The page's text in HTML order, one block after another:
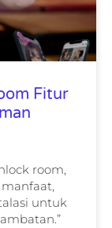
Fitur
room,
untuk